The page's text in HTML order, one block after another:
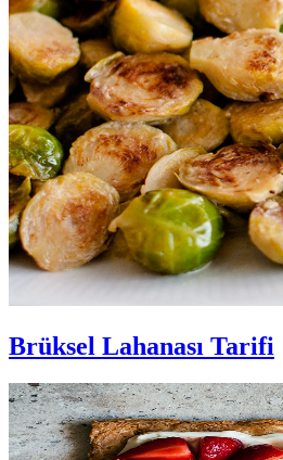
Brüksel Lahanası Tarifi